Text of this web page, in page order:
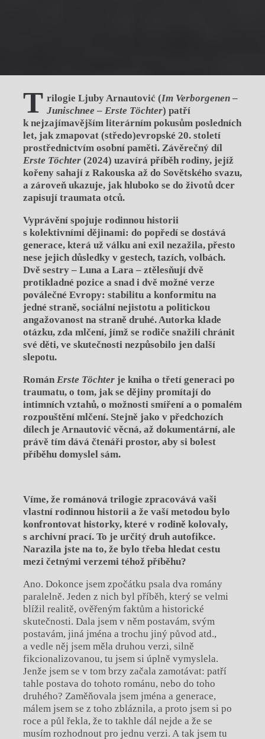
T rilogie Ljuby Arnautović (Im Verborgenen –
Junischnee – Erste Töchter) patří
k nejzajímavějším literárním pokusům posledních
let, jak zmapovat (středo)evropské 20. století
prostřednictvím osobní paměti. Závěrečný díl
Erste Töchter(2024) uzavírá příběh rodiny, jejíž
kořeny sahají z Rakouska až do Sovětského svazu,
a zároveň ukazuje, jak hluboko se do životů dcer
zapisují traumata otců.
Vyprávění spojuje rodinnou historii
s kolektivními dějinami: do popředí se dostává
generace, která už válku ani exil nezažila, přesto
nese jejich důsledky v gestech, tazích, volbách.
Dvě sestry – Luna a Lara – ztělesňují dvě
protikladné pozice a snad i dvě možné verze
poválečné Evropy: stabilitu a konformitu na
jedné straně, sociální nejistotu a politickou
angažovanost na straně druhé. Autorka klade
otázku, zda mlčení, jímž se rodiče snažili chránit
své děti, ve skutečnosti nezpůsobilo jen další
slepotu.
Román Erste Töchterje kniha o třetí generaci po
traumatu, o tom, jak se dějiny promítají do
intimních vztahů, o možnosti smíření a o pomalém
rozpouštění mlčení. Stejně jako v předchozích
dílech je Arnautović věcná, až dokumentární, ale
právě tím dává čtenáři prostor, aby si bolest
příběhu domyslel sám.
Víme, že románová trilogie zpracovává vaši
vlastní rodinnou historii a že vaší metodou bylo
konfrontovat historky, které v rodině kolovaly,
s archivní prací. To je určitý druh autofikce.
Narazila jste na to, že bylo třeba hledat cestu
mezi četnými verzemi téhož příběhu?
Ano. Dokonce jsem zpočátku psala dva romány
paralelně. Jeden z nich byl příběh, který se velmi
blížil realitě, ověřeným faktům a historické
skutečnosti. Dala jsem v něm postavám, svým
postavám, jiná jména a trochu jiný původ atd.,
a vedle něj jsem měla druhou verzi, silně
fikcionalizovanou, tu jsem si úplně vymyslela.
Jenže jsem se v tom brzy začala zamotávat: patří
tahle postava do tohoto románu, nebo do toho
druhého? Zaměňovala jsem jména a generace,
málem jsem se z toho zbláznila, a proto jsem si po
roce a půl řekla, že to takhle dál nejde a že se
musím rozhodnout pro jednu verzi. A tak jsem tu